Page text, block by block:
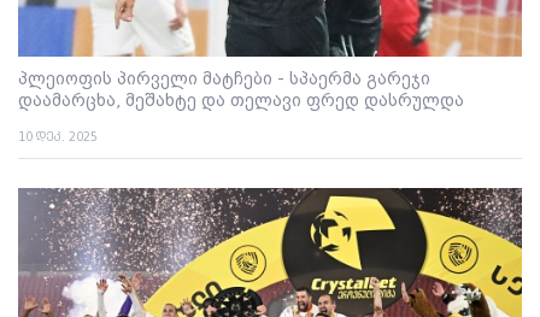
პლეიოფის პირველი მატჩები - სპაერმა გარეჯი
დაამარცხა, მეშახტე და თელავი ფრედ დასრულდა
10 დეკ. 2025